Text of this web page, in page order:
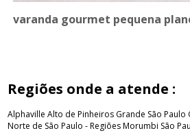
varanda gourmet pequena
Regiões onde a atende :
Alphaville Alto de Pinheiros Grande São Paulo
Norte de São Paulo - RegiõesMorumbi São